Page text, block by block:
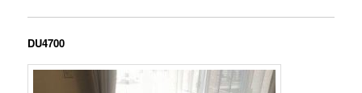
DU4700